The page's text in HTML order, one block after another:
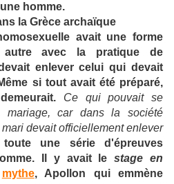
homme.
la Grèce archaïque
avait une forme
autre avec la pratique de
enlever celui qui devait
si tout avait été préparé,
Ce qui pouvait se
mariage, car dans la société
devait officiellement enlever
toute une série d'épreuves
Il y avait lestage en
mythe, Apollon qui emmène